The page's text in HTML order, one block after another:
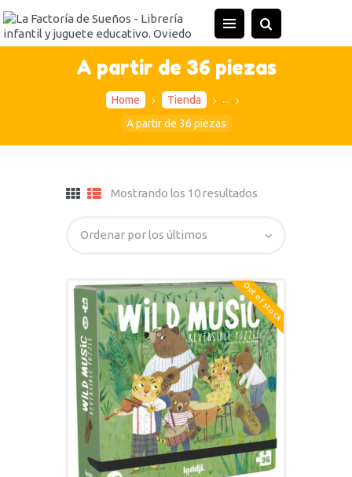
A partir de 36 piezas
Home Tienda
...
A partir de 36 piezas
Mostrando los 10 resultados
Out of stock